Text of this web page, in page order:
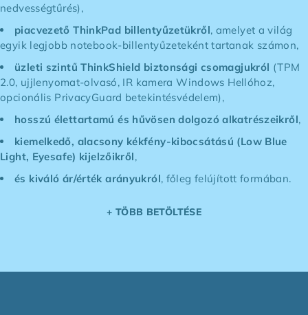
nedvességtűrés),
piacvezető ThinkPad billentyűzetükről, amelyet a világ
egyik legjobb notebook-billentyűzeteként tartanak számon,
üzleti szintű ThinkShield biztonsági csomagjukról (TPM
2.0, ujjlenyomat-olvasó, IR kamera Windows Hellóhoz,
opcionális PrivacyGuard betekintésvédelem),
hosszú élettartamú és hűvösen dolgozó alkatrészeikről,
kiemelkedő, alacsony kékfény-kibocsátású (Low Blue
Light, Eyesafe) kijelzőikről,
és kiváló ár/érték arányukról, főleg felújított formában.
+ TÖBB BETÖLTÉSE